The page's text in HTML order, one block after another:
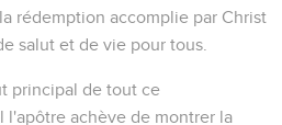
rédemption accomplie par Christ
salut et de vie pour tous.
principal de tout ce
l'apôtre achève de montrer la